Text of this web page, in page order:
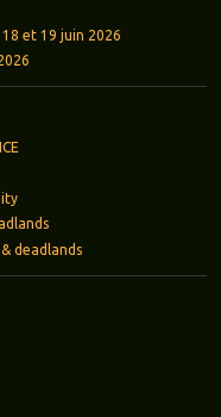
et 19 juin 2026
deadlands